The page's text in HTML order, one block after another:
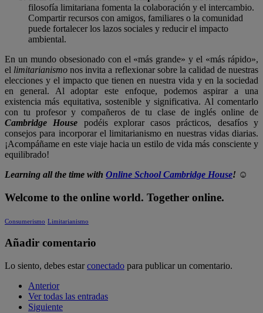
filosofía limitariana fomenta la colaboración y el intercambio.
Compartir recursos con amigos, familiares o la comunidad
puede fortalecer los lazos sociales y reducir el impacto
ambiental.
En un mundo obsesionado con el «más grande» y el «más rápido»,
el limitarianismonos invita a reflexionar sobre la calidad de nuestras
elecciones y el impacto que tienen en nuestra vida y en la sociedad
en general. Al adoptar este enfoque, podemos aspirar a una
existencia más equitativa, sostenible y significativa. Al comentarlo
con tu profesor y compañeros de tu clase de inglés online de
Cambridge House podéis explorar casos prácticos, desafíos y
consejos para incorporar el limitarianismo en nuestras vidas diarias.
¡Acompáñame en este viaje hacia un estilo de vida más consciente y
equilibrado!
Learning all the time with Online School Cambridge House! ☺
Welcome to the online world. Together online.
Consumerismo Limitarianismo
Añadir comentario
Lo siento, debes estarconectado para publicar un comentario.
Anterior
Ver todas las entradas
Siguiente